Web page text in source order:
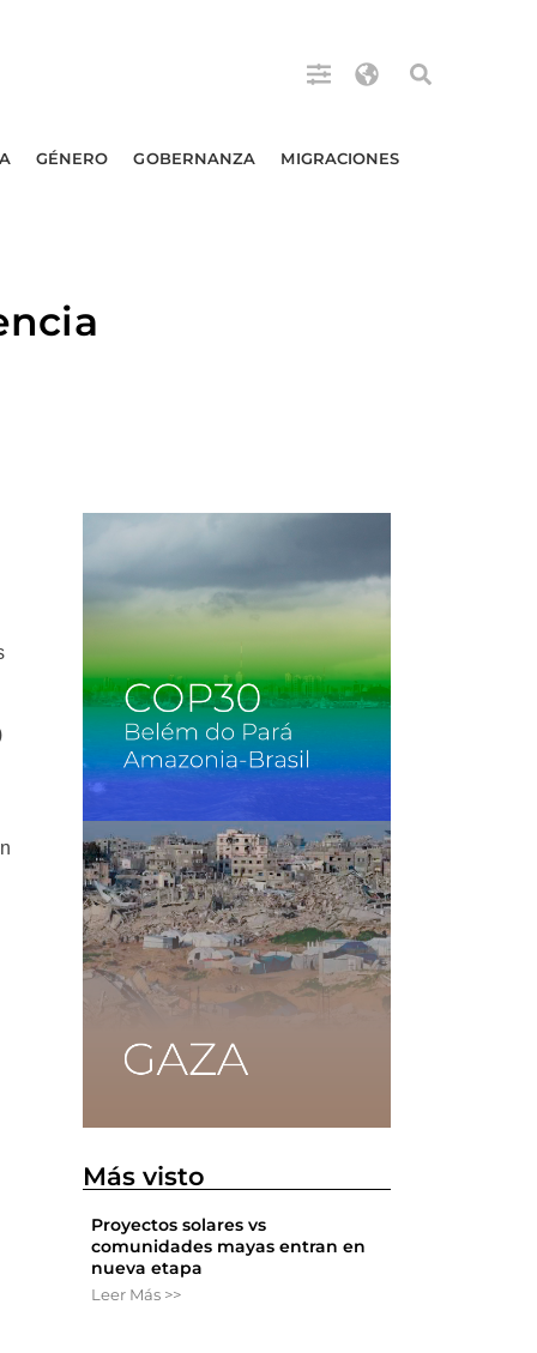
GÉNERO GOBERNANZA MIGRACIONES
Más visto
Proyectos solares vs
comunidades mayas entran en
nueva etapa
Leer Más >>